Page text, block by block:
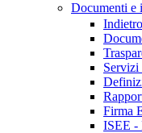
Documenti e
Indietro
Servizi
Firma
ISEE -